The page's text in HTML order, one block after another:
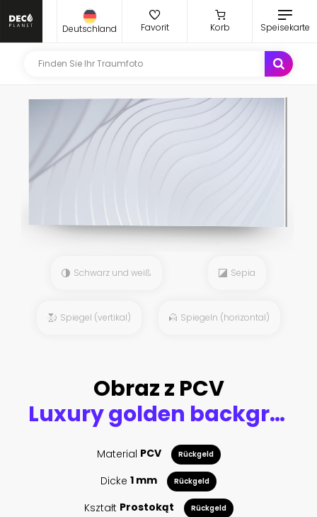
Deutschland Favorit Korb Speisekarte
Schwarz und weiß Sepia
Spiegel (vertikal) Spiegeln (horizontal)
Obraz z PCV
Luxury golden background. 3d illustration, 3d rendering.
Material PCV Rückgeld
Dicke 1 mm Rückgeld
Kształt Prostokąt Rückgeld